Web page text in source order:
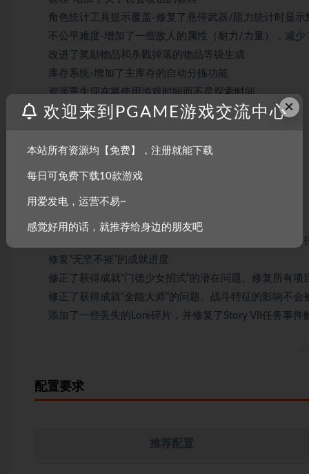
角色统计工具提示覆盖-修复了悬停武器/阻力统计时显示
不公平难度-增加了一些敌人的属性（耐力/力量），减少
改进了奖励物品和杀戮掉落的物品等级生成
库存系统-增加了主库存的自动分拣功能
资源重生现在将使用游戏时间而不是探索时间
保存系统
添加了4个新的保存槽
添加了启用/禁用Commander Vision切换音效的选项
成就修复
修正了“知识守护者”的成就。删除了对基于选择的游戏路
修复“无坚不摧”的成就进度
修正了获得成就“门德少女招式”的潜在问题。修复所有项
修正了获得成就“全能大师”的问题。战斗特征的影响不会
添加了一些丢失的Lore碎片，并修复了Story VII任务事件
配置要求
推荐配置
×
欢迎来到PGAME游戏交流中心
本站所有资源均【免费】，注册就能下载
每日可免费下载10款游戏
用爱发电，运营不易~
感觉好用的话，就推荐给身边的朋友吧